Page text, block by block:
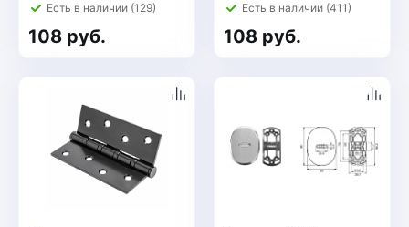
Есть в наличии (129)
108 руб.
Есть в наличии (411)
108 руб.